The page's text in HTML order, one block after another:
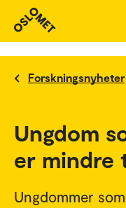
Forskningsnyheter
Ungdom
er mindre
Ungdommer